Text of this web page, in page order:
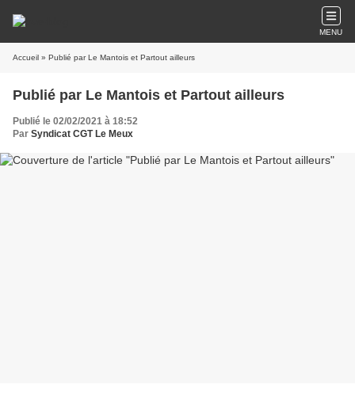
MENU
Accueil » Publié par Le Mantois et Partout ailleurs
Publié par Le Mantois et Partout ailleurs
Publié le 02/02/2021 à 18:52
Par Syndicat CGT Le Meux